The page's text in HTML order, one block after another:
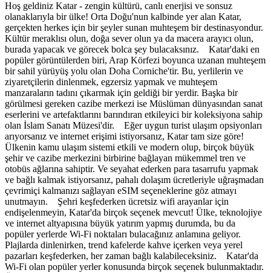
Hoş geldiniz Katar - zengin kültürü, canlı enerjisi ve sonsuz
olanaklarıyla bir ülke! Orta Doğu'nun kalbinde yer alan Katar,
gerçekten herkes için bir şeyler sunan muhteşem bir destinasyondur.
Kültür meraklısı olun, doğa sever olun ya da macera arayıcı olun,
burada yapacak ve görecek bolca şey bulacaksınız. Katar'daki en
popüler görüntülerden biri, Arap Körfezi boyunca uzanan muhteşem
bir sahil yürüyüş yolu olan Doha Corniche'tir. Bu, yerlilerin ve
ziyaretçilerin dinlenmek, egzersiz yapmak ve muhteşem
manzaraların tadını çıkarmak için geldiği bir yerdir. Başka bir
görülmesi gereken cazibe merkezi ise Müslüman dünyasından sanat
eserlerini ve artefaktlarını barındıran etkileyici bir koleksiyona sahip
olan İslam Sanatı Müzesi'dir. Eğer uygun turist ulaşım opsiyonları
arıyorsanız ve internet erişimi istiyorsanız, Katar tam size göre!
Ülkenin kamu ulaşım sistemi etkili ve modern olup, birçok büyük
şehir ve cazibe merkezini birbirine bağlayan mükemmel tren ve
otobüs ağlarına sahiptir. Ve seyahat ederken para tasarrufu yapmak
ve bağlı kalmak istiyorsanız, pahalı dolaşım ücretleriyle uğraşmadan
çevrimiçi kalmanızı sağlayan eSIM seçeneklerine göz atmayı
unutmayın. Şehri keşfederken ücretsiz wifi arayanlar için
endişelenmeyin, Katar'da birçok seçenek mevcut! Ülke, teknolojiye
ve internet altyapısına büyük yatırım yapmış durumda, bu da
popüler yerlerde Wi-Fi noktaları bulacağınız anlamına geliyor.
Plajlarda dinlenirken, trend kafelerde kahve içerken veya yerel
pazarları keşfederken, her zaman bağlı kalabileceksiniz. Katar'da
Wi-Fi olan popüler yerler konusunda birçok seçenek bulunmaktadır.